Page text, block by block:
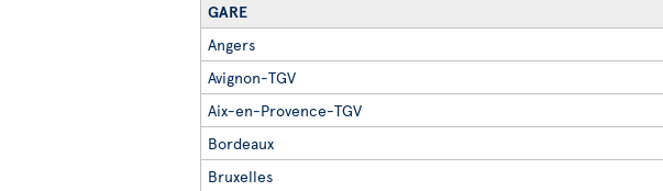
GARE
Angers
Avignon-TGV
Aix-en-Provence-TGV
Bordeaux
Bruxelles